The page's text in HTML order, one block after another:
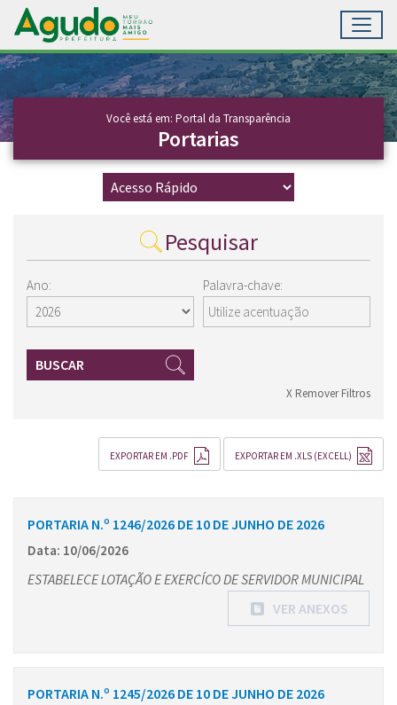
Ir para conteúdo principal
Conteúdo Principal
Você está em: Portal da Transparência
Portarias
Pesquisar
Ano: Palavra-chave:
BUSCAR
X Remover Filtros
EXPORTAR EM .XLS (EXCELL)
EXPORTAR EM .PDF
PORTARIA N.º 1246/2026 DE 10 DE JUNHO DE 2026
Data: 10/06/2026
ESTABELECE LOTAÇÃO E EXERCÍCO DE SERVIDOR MUNICIPAL
VER ANEXOS
PORTARIA N.º 1245/2026 DE 10 DE JUNHO DE 2026